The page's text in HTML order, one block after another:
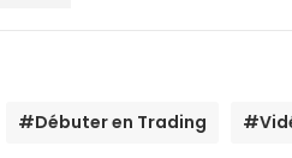
#Débuter en Trading